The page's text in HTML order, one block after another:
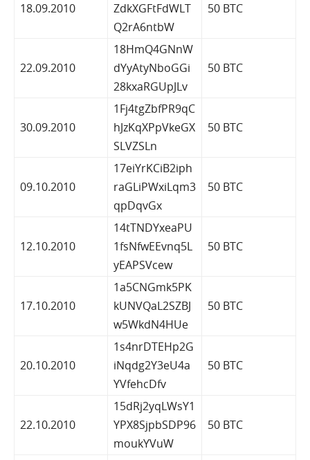
18.09.2010
ZdkXGFtFdWLT
Q2rA6ntbW
50 BTC
22.09.2010
18HmQ4GNnW
dYyAtyNboGGi
28kxaRGUpJLv
50 BTC
30.09.2010
1Fj4tgZbfPR9qC
hJzKqXPpVkeGX
SLVZSLn
50 BTC
09.10.2010
17eiYrKCiB2iph
raGLiPWxiLqm3
qpDqvGx
50 BTC
12.10.2010
14tTNDYxeaPU
1fsNfwEEvnq5L
yEAPSVcew
50 BTC
17.10.2010
1a5CNGmk5PK
kUNVQaL2SZBJ
w5WkdN4HUe
50 BTC
20.10.2010
1s4nrDTEHp2G
iNqdg2Y3eU4a
YVfehcDfv
50 BTC
22.10.2010
15dRj2yqLWsY1
YPX8SjpbSDP96
moukYVuW
50 BTC